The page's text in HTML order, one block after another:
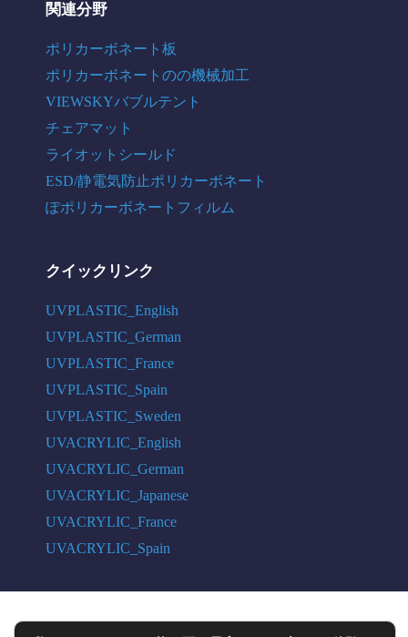
関連分野
ポリカーボネート板
ポリカーボネートのの機械加工
VIEWSKYバブルテント
チェアマット
ライオットシールド
ESD/静電気防止ポリカーボネート
ぽポリカーボネートフィルム
クイックリンク
UVPLASTIC_English
UVPLASTIC_German
UVPLASTIC_France
UVPLASTIC_Spain
UVPLASTIC_Sweden
UVACRYLIC_English
UVACRYLIC_German
UVACRYLIC_Japanese
UVACRYLIC_France
UVACRYLIC_Spain